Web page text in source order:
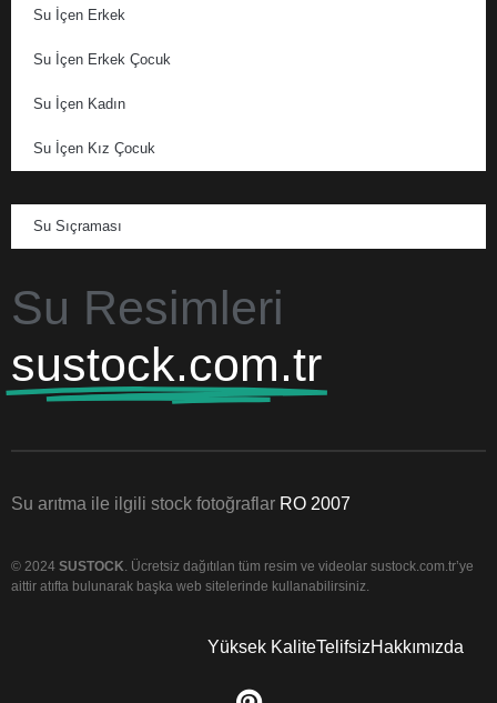
Su İçen Erkek
Su İçen Erkek Çocuk
Su İçen Kadın
Su İçen Kız Çocuk
Su Sıçraması
Su Resimleri
sustock.com.tr
Su arıtma ile ilgili stock fotoğraflar RO 2007
© 2024 SUSTOCK . Ücretsiz dağıtılan tüm resim ve videolar sustock.com.tr’ye
aittir atıfta bulunarak başka web sitelerinde kullanabilirsiniz.
Yüksek KaliteTelifsizHakkımızda